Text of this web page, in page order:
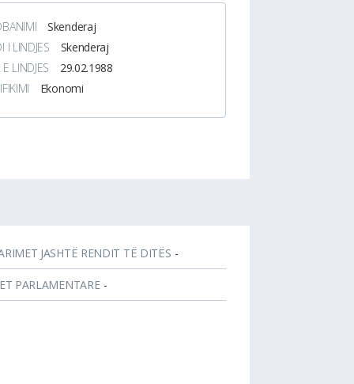
Skenderaj
I LINDJES
Skenderaj
LINDJES
29.02.1988
Ekonomi
JASHTË RENDIT TË DITËS -
PARLAMENTARE -